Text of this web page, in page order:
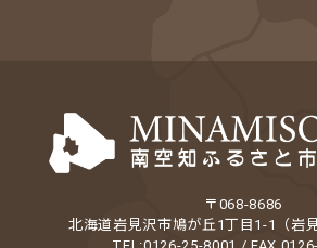
〒068-8686
北海道岩見沢市鳩が丘1丁目1-1（岩